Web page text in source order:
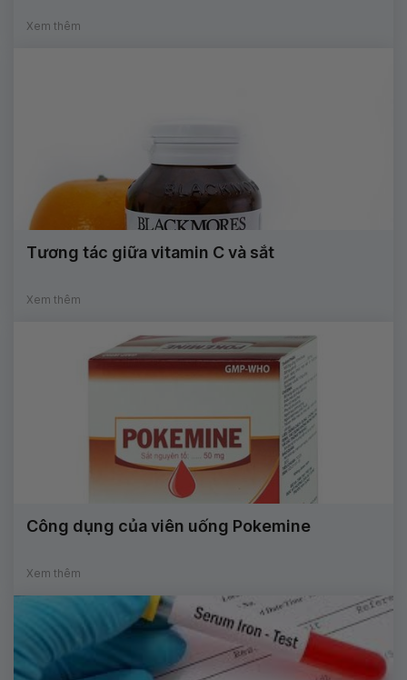
Xem thêm
Tương tác giữa vitamin C và sắt
Xem thêm
Công dụng của viên uống Pokemine
Xem thêm